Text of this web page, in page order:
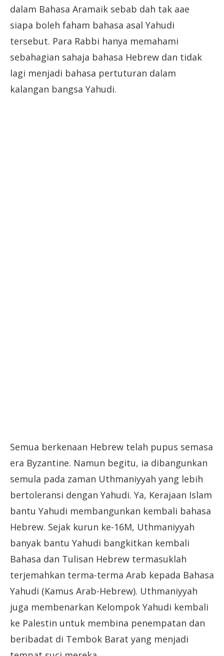
dalam Bahasa Aramaik sebab dah tak aae
siapa boleh faham bahasa asal Yahudi
tersebut. Para Rabbi hanya memahami
sebahagian sahaja bahasa Hebrew dan tidak
lagi menjadi bahasa pertuturan dalam
kalangan bangsa Yahudi.
Semua berkenaan Hebrew telah pupus semasa
era Byzantine. Namun begitu, ia dibangunkan
semula pada zaman Uthmaniyyah yang lebih
bertoleransi dengan Yahudi. Ya, Kerajaan Islam
bantu Yahudi membangunkan kembali bahasa
Hebrew. Sejak kurun ke-16M, Uthmaniyyah
banyak bantu Yahudi bangkitkan kembali
Bahasa dan Tulisan Hebrew termasuklah
terjemahkan terma-terma Arab kepada Bahasa
Yahudi (Kamus Arab-Hebrew). Uthmaniyyah
juga membenarkan Kelompok Yahudi kembali
ke Palestin untuk membina penempatan dan
beribadat di Tembok Barat yang menjadi